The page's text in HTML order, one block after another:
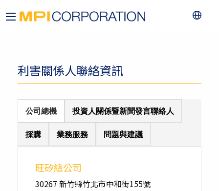
利害關係人聯絡資訊
公司總機 投資人關係暨新聞發言聯絡人
採購 業務服務 問題與建議
旺矽總公司
30267 新竹縣竹北市中和街155號